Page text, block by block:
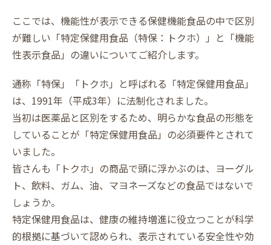
ここでは、機能性が表示できる保健機能食品の中で区別
が難しい「特定保健用食品（特保：トクホ）」と「機能
性表示食品」の違いについてご紹介します。
通称「特保」「トクホ」と呼ばれる「特定保健用食品」
は、1991年（平成3年）に法制化されました。
当初は医薬品と区別をするため、明らかな食品の形態を
していることが「特定保健用食品」の必須要件とされて
いました。
皆さんも「トクホ」の商品で頭に浮かぶのは、ヨーグル
ト、飲料、ガム、油、マヨネーズなどの食品ではないで
しょうか。
特定保健用食品は、健康の維持増進に役立つことが科学
的根拠に基づいて認められ、表示されている安全性や効